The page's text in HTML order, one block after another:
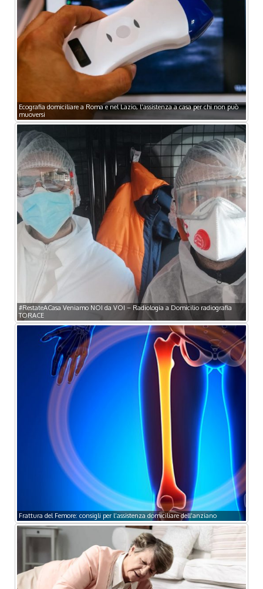
Ecografia domiciliare a Roma e nel Lazio, l’assistenza a casa per chi non può
muoversi
#RestateACasa Veniamo NOI da VOI – Radiologia a Domicilio radiografia
TORACE
Frattura del Femore: consigli per l’assistenza domiciliare dell’anziano